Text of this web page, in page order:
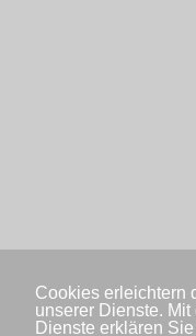
Cookies erleichtern
unserer Dienste.
Dienste erklären